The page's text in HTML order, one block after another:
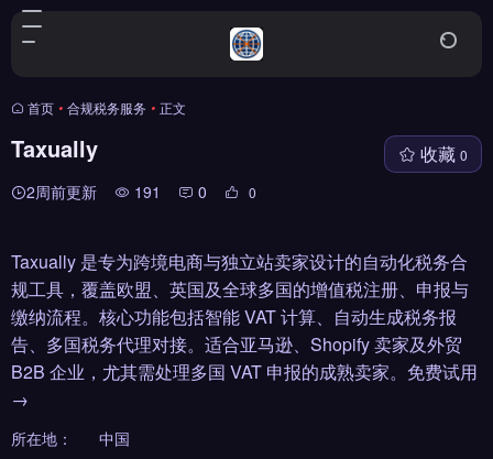
首页 • 合规税务服务 • 正文
Taxually
2周前更新 191 0 0
收藏 0
Taxually 是专为跨境电商与独立站卖家设计的自动化税务合
规工具，覆盖欧盟、英国及全球多国的增值税注册、申报与
缴纳流程。核心功能包括智能 VAT 计算、自动生成税务报
告、多国税务代理对接。适合亚马逊、Shopify 卖家及外贸
B2B 企业，尤其需处理多国 VAT 申报的成熟卖家。免费试用
→
所在地：
中国